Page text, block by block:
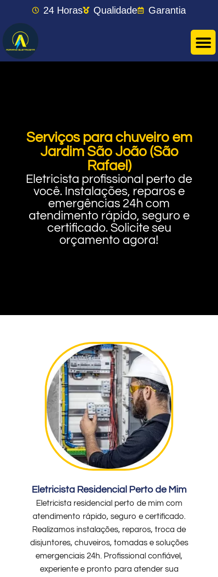
24 Horas Qualidade Garantia
Serviços para chuveiro em
Jardim São João (São
Rafael)
Eletricista profissional perto de
você. Instalações, reparos e
emergências 24h com
atendimento rápido, seguro e
certificado. Solicite seu
orçamento agora!
Eletricista Residencial Perto de Mim
Eletricista residencial perto de mim com
atendimento rápido, seguro e certificado.
Realizamos instalações, reparos, troca de
disjuntores, chuveiros, tomadas e soluções
emergenciais 24h. Profissional confiável,
experiente e pronto para atender sua